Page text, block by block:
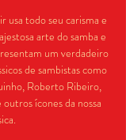
usa todo seu carisma e
arte do samba e
um verdadeiro
de sambistas como
Roberto Ribeiro,
ícones da nossa